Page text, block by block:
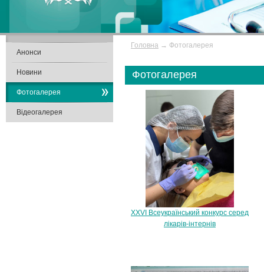
Головна → Фотогалерея
Фотогалерея
ХXVІ Всеукраїнський конкурс серед
лікарів-інтернів
Анонси
Новини
Фотогалерея
Відеогалерея